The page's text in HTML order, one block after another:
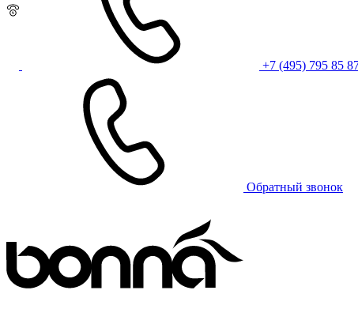
+7 (495) 795 85
Обратный звонок